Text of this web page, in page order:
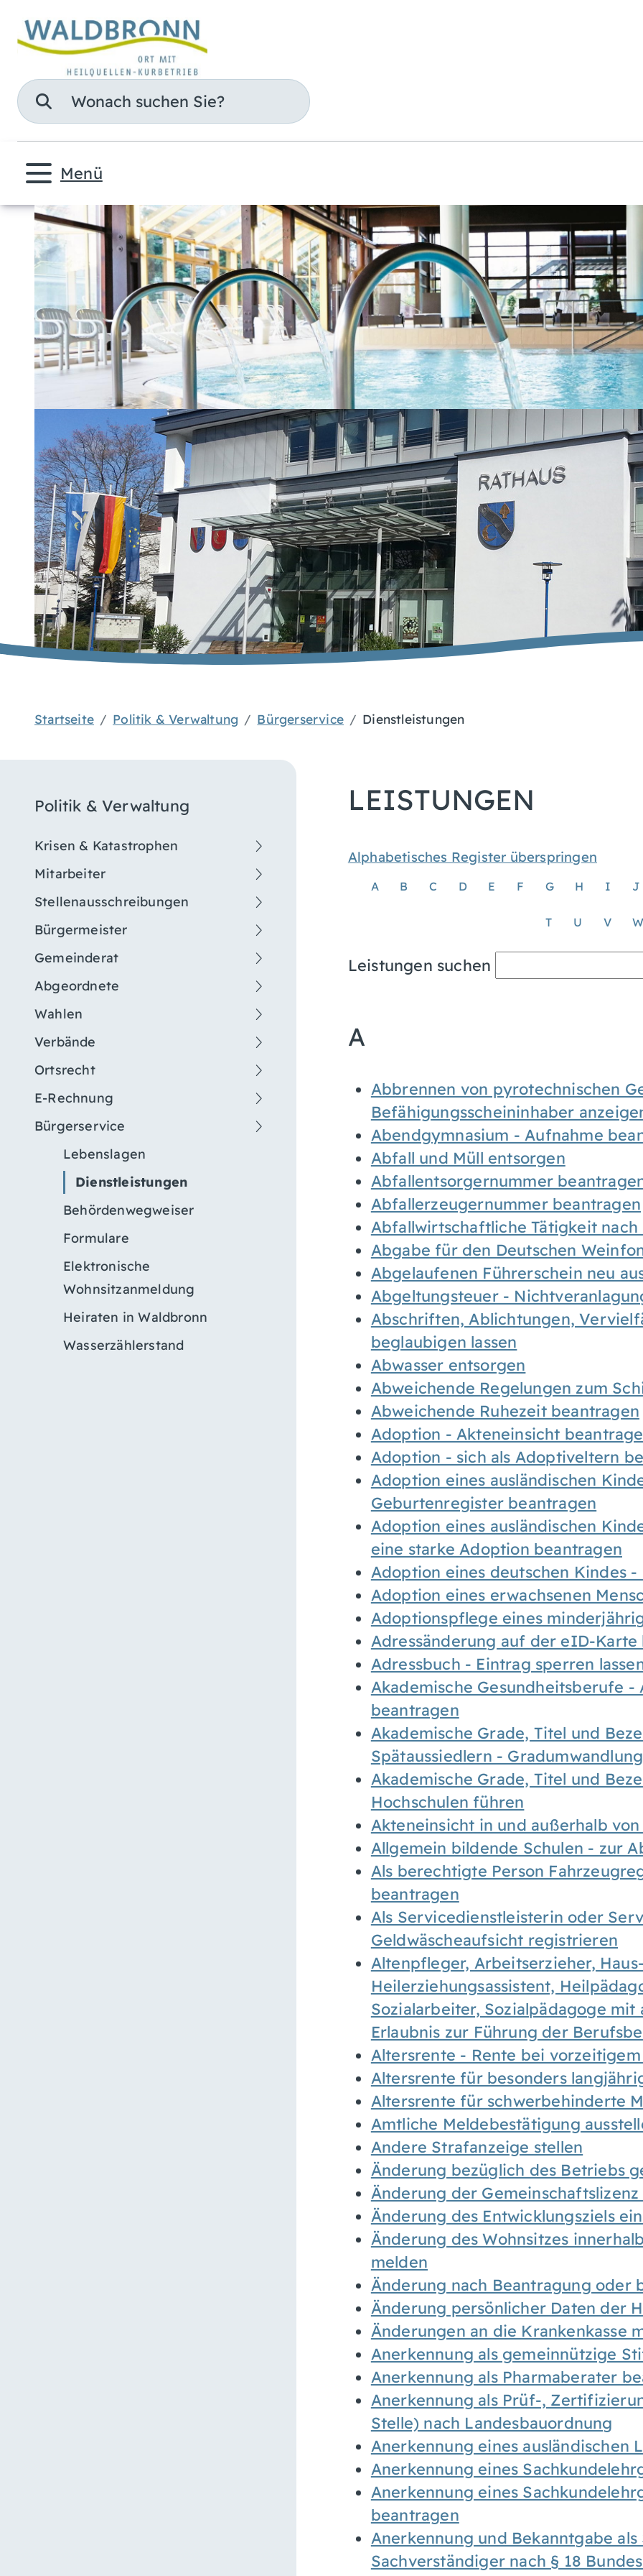
Suche
Menü
Startseite Politik & Verwaltung Bürgerservice Dienstleistungen
Politik & Verwaltung
Krisen & Katastrophen
Mitarbeiter
Stellenausschreibungen
Bürgermeister
Gemeinderat
Abgeordnete
Wahlen
Verbände
Ortsrecht
E-Rechnung
Bürgerservice
Lebenslagen
Dienstleistungen
Behördenwegweiser
Formulare
Elektronische
Wohnsitzanmeldung
Heiraten in Waldbronn
Wasserzählerstand
LEISTUNGEN
Alphabetisches Register überspringen
A B C D E F G H I J
T U V W
Leistungen suchen
A
Abbrennen von pyrotechnischen
Befähigungsscheininhaber
Abendgymnasium - Aufnahme
Abfall und Müll entsorgen
Abfallentsorgernummer
Abfallerzeugernummer beantragen
Abfallwirtschaftliche Tätigkeit
Abgabe für den Deutschen
Abgelaufenen Führerschein neu
Abgeltungsteuer -
Abschriften, Ablichtungen,
beglaubigen lassen
Abwasser entsorgen
Abweichende Regelungen zum
Abweichende Ruhezeit beantragen
Adoption - Akteneinsicht
Adoption - sich als Adoptiveltern
Adoption eines ausländischen
Geburtenregister beantragen
Adoption eines ausländischen
eine starke Adoption beantragen
Adoption eines deutschen Kindes
Adoption eines erwachsenen
Adoptionspflege eines
Adressänderung auf der eID-Karte
Adressbuch - Eintrag sperren
Akademische Gesundheitsberufe
beantragen
Akademische Grade, Titel und
Spätaussiedlern -
Akademische Grade, Titel und
Hochschulen führen
Akteneinsicht in und außerhalb
Allgemein bildende Schulen - zur
Als berechtigte Person
beantragen
Als Servicedienstleisterin oder
Geldwäscheaufsicht registrieren
Altenpfleger, Arbeitserzieher,
Heilerziehungsassistent,
Sozialarbeiter, Sozialpädagoge
Erlaubnis zur Führung der
Altersrente - Rente bei
Altersrente für besonders
Altersrente für schwerbehinderte
Amtliche Meldebestätigung
Andere Strafanzeige stellen
Änderung bezüglich des Betriebs
Änderung der
Änderung des Entwicklungsziels
Änderung des Wohnsitzes
melden
Änderung nach Beantragung oder
Änderung persönlicher Daten der
Änderungen an die Krankenkasse
Anerkennung als gemeinnützige
Anerkennung als Pharmaberater
Anerkennung als Prüf-,
Stelle) nach Landesbauordnung
Anerkennung eines ausländischen
Anerkennung eines
Anerkennung eines
beantragen
Anerkennung und Bekanntgabe
Sachverständiger nach § 18